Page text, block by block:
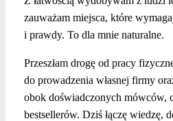
zauważam miejsca, które
i prawdy. To dla mnie naturalne.
Przeszłam drogę od pracy
do prowadzenia własnej firmy
obok doświadczonych mówców,
bestsellerów. Dziś łączę wiedzę,